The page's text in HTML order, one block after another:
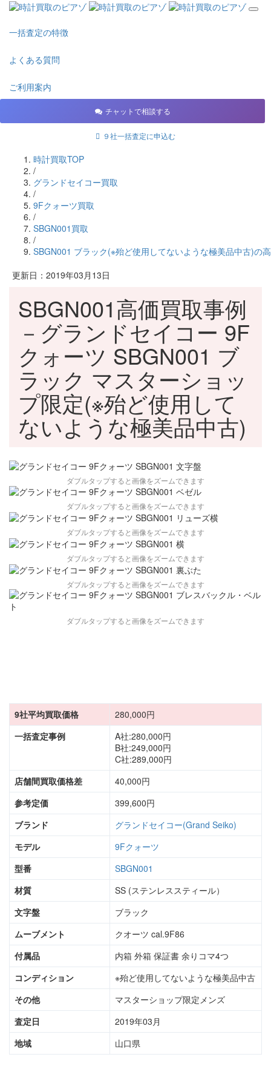
一括査定の特徴
よくある質問
ご利用案内
チャットで相談する
９社一括査定に申込む
時計買取TOP
/
グランドセイコー買取
/
9Fクォーツ買取
/
SBGN001買取
/
SBGN001 ブラック(※殆ど使用してないような極美品中古)の
更新日：2019年03月13日
SBGN001高価買取事例
－グランドセイコー 9F
クォーツ SBGN001 ブ
ラック マスターショッ
プ限定(※殆ど使用して
ないような極美品中古)
ダブルタップすると画像をズームできます
ダブルタップすると画像をズームできます
ダブルタップすると画像をズームできます
ダブルタップすると画像をズームできます
ダブルタップすると画像をズームできます
ダブルタップすると画像をズームできます
9社平均買取価格
280,000円
一括査定事例
A社:280,000円
B社:249,000円
C社:289,000円
店舗間買取価格差
40,000円
参考定価
399,600円
ブランド
グランドセイコー(Grand Seiko)
モデル
9Fクォーツ
型番
SBGN001
材質
SS (ステンレススティール）
文字盤
ブラック
ムーブメント
クオーツ cal.9F86
付属品
内箱 外箱 保証書 余りコマ4つ
コンディション
※殆ど使用してないような極美品中古
その他
マスターショップ限定メンズ
査定日
2019年03月
地域
山口県